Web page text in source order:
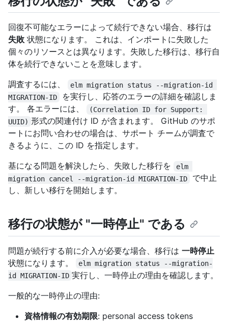
回復不可能なエラーによって続行できない場合、移行は
失敗 状態になります。 これは、インポートに失敗した
個々のリソースとは異なります。失敗した移行は、移行自
体を続行できないことを意味します。
調査するには、
elm migration status --migration-id
MIGRATION-ID
を実行し、応答のエラーの詳細を確認しま
す。 各エラーには、
(Correlation ID for Support:
UUID) 形式の関連付け ID が含まれます。 GitHub のサポ
ートにお問い合わせの場合は、サポート チームが調査で
きるように、この ID を指定します。
基になる問題を解決したら、失敗した移行を
elm
migration cancel --migration-id MIGRATION-ID
で中止
し、新しい移行を開始します。
移行の状態が "一時停止" である
問題が続行する前に介入が必要な場合、移行は 一時停止
状態になります。
elm migration status --migration-
id MIGRATION-ID 実行し、一時停止の理由を確認します。
一般的な一時停止の理由:
資格情報の有効期限: personal access tokens